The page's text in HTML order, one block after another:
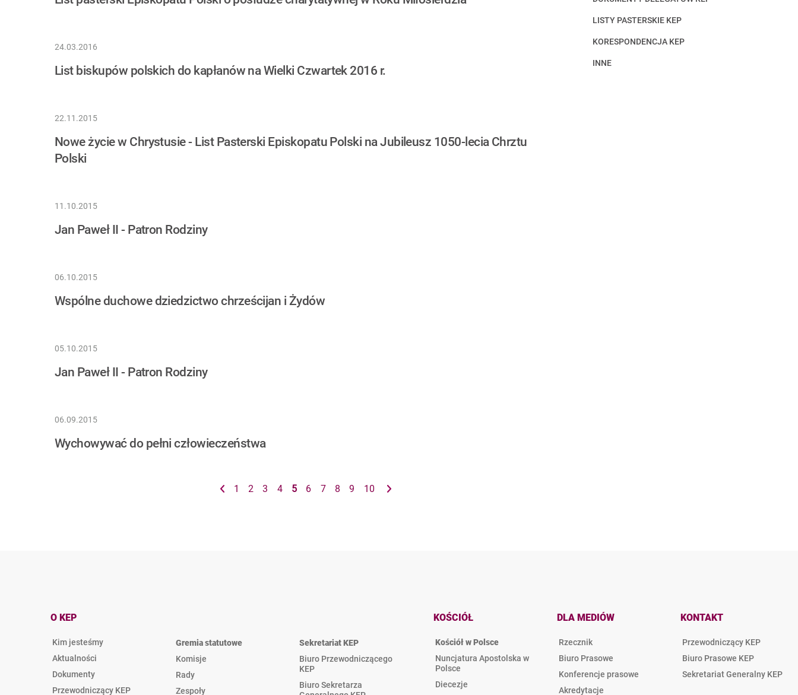
24.03.2016
List biskupów polskich do kapłanów na Wielki Czwartek 2016 r.
22.11.2015
Nowe życie w Chrystusie - List Pasterski Episkopatu Polski na Jubileusz 1050-lecia Chrztu
Polski
11.10.2015
Jan Paweł II - Patron Rodziny
06.10.2015
Wspólne duchowe dziedzictwo chrześcijan i Żydów
05.10.2015
Jan Paweł II - Patron Rodziny
06.09.2015
Wychowywać do pełni człowieczeństwa
1 2 3 4 5 6 7 8 9 10
LISTY PASTERSKIE KEP
KORESPONDENCJA KEP
INNE
O KEP
Kim jesteśmy
Aktualności
Dokumenty
Przewodniczący KEP
Gremia statutowe
Komisje
Rady
Zespoły
Sekretariat KEP
Biuro Przewodniczącego
KEP
Biuro Sekretarza
KOŚCIÓŁ
Kościół w Polsce
Nuncjatura Apostolska w
Polsce
Diecezje
DLA MEDIÓW
Rzecznik
Biuro Prasowe
Konferencje prasowe
Akredytacje
KONTAKT
Przewodniczący KEP
Biuro Prasowe KEP
Sekretariat Generalny KEP